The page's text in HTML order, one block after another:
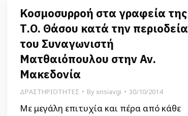
Κοσμοσυρροή στα γραφεία της
Τ.Ο. Θάσου κατά την περιοδεία
του Συναγωνιστή
Ματθαιόπουλου στην Αν.
Μακεδονία
ΔΡΑΣΤΗΡΙΟΤΗΤΕΣ Byxrisiavgi 30/10/2014
Με μεγάλη επιτυχία και πέρα από κάθε